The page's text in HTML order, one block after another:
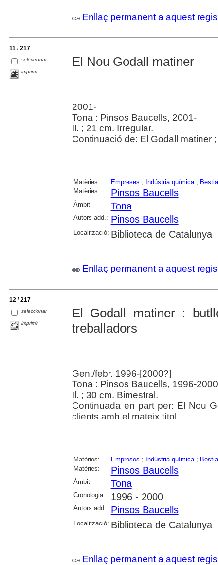
Enllaç permanent a aquest
11 / 217
seleccionar
imprimir
El Nou Godall matiner
2001-
Tona : Pinsos Baucells, 2001-
Il. ; 21 cm. Irregular.
Continuació de: El Godall matiner
Matèries: Empreses ; Indústria química;
Matèries:
Pinsos Baucells
Àmbit: Tona
Autors add.: Pinsos Baucells
Localització: Biblioteca de Catalunya
Enllaç permanent a aquest
12 / 217
seleccionar
imprimir
El Godall matiner :
treballadors
Gen./febr. 1996-[2000?]
Tona : Pinsos Baucells, 1996-
Il. ; 30 cm. Bimestral.
Continuada en part per: El Nou
clients amb el mateix títol.
Matèries: Empreses ; Indústria química;
Matèries:
Pinsos Baucells
Àmbit: Tona
Cronologia: 1996 - 2000
Autors add.: Pinsos Baucells
Localització: Biblioteca de Catalunya
Enllaç permanent a aquest